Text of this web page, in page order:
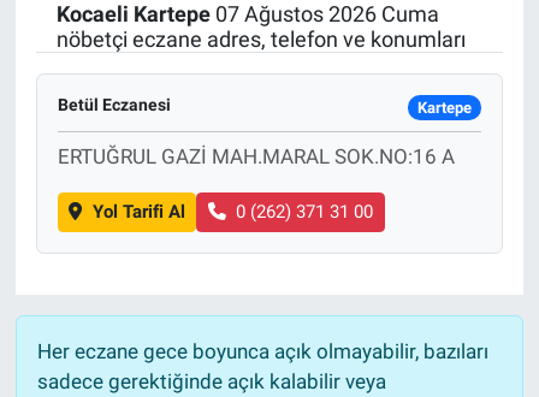
Kocaeli Kartepe07 Ağustos 2026 Cuma
nöbetçi eczane adres, telefon ve konumları
Betül Eczanesi Kartepe
ERTUĞRUL GAZİ MAH.MARAL SOK.NO:16 A
Yol Tarifi Al 0 (262) 371 31 00
Her eczane gece boyunca açık olmayabilir, bazıları
sadece gerektiğinde açık kalabilir veya